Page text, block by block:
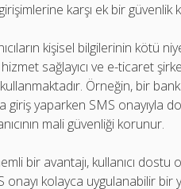
girişimlerine karşı ek bir güvenlik
kişisel bilgilerinin kötü
sağlayıcı ve e-ticaret
Örneğin, bir
giriş yaparken SMS
mali güvenliği korunur.
bir avantajı, kullanıcı
onayı kolayca uygulanabilir